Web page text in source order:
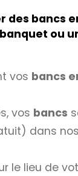
des bancs
ou
vos bancs
vos bancs
dans
le lieu de